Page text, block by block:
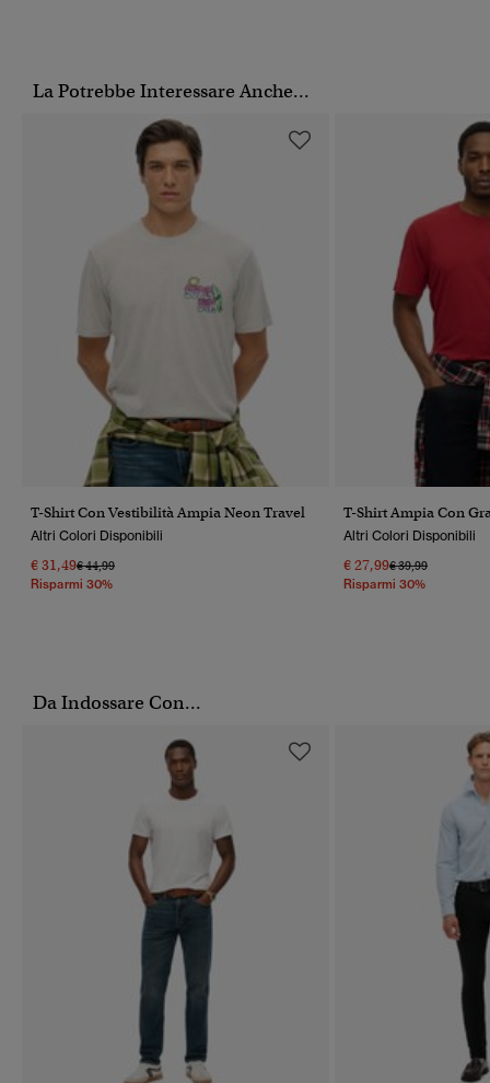
La Potrebbe Interessare Anche...
T-Shirt Con Vestibilità Ampia Neon Travel
Altri Colori Disponibili
€ 31,49Prezzo Ridotto Da
€ 44,99A
Risparmi 30%
T-Shirt Ampia Con
Altri Colori Disponibili
€ 27,99Prezzo Ridotto Da
€ 39,99A
Risparmi 30%
Da Indossare Con...